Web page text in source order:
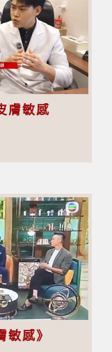
膚敏感
感》